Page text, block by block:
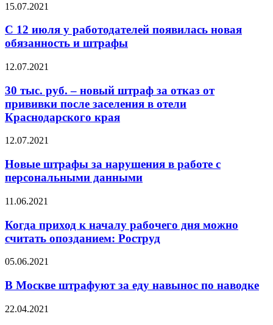
15.07.2021
С 12 июля у работодателей появилась новая
обязанность и штрафы
12.07.2021
30 тыс. руб. – новый штраф за отказ от
прививки после заселения в отели
Краснодарского края
12.07.2021
Новые штрафы за нарушения в работе с
персональными данными
11.06.2021
Когда приход к началу рабочего дня можно
считать опозданием: Роструд
05.06.2021
В Москве штрафуют за еду навынос по наводке
22.04.2021